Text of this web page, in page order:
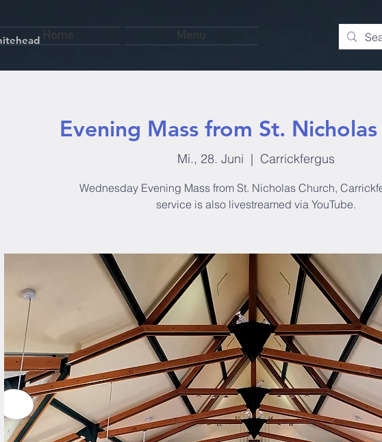
Home Menu
Evening Mass from St. Nicholas
Mi., 28. Juni
  |
Carrickfergus
Wednesday Evening Mass from St. Nicholas Church,
service is also livestreamed via YouTube.